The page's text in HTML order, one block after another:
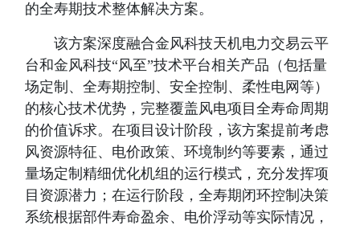
的全寿期技术整体解决方案。
该方案深度融合金风科技天机电力交易云平
台和金风科技“风至”技术平台相关产品（包括量
场定制、全寿期控制、安全控制、柔性电网等）
的核心技术优势，完整覆盖风电项目全寿命周期
的价值诉求。在项目设计阶段，该方案提前考虑
风资源特征、电价政策、环境制约等要素，通过
量场定制精细优化机组的运行模式，充分发挥项
目资源潜力；在运行阶段，全寿期闭环控制决策
系统根据部件寿命盈余、电价浮动等实际情况，